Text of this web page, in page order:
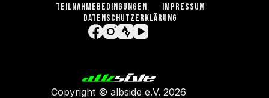
TEILNAHMEBEDINGUNGEN
IMPRESSUM
DATENSCHUTZERKLÄRUNG
Copyright © albside e.V. 2026